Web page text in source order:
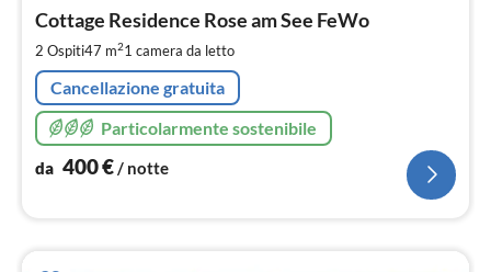
Cottage Residence Rose am See FeWo
2 Ospiti47 m21 camera da letto
Cancellazione gratuita
Particolarmente sostenibile
da 400€ / notte